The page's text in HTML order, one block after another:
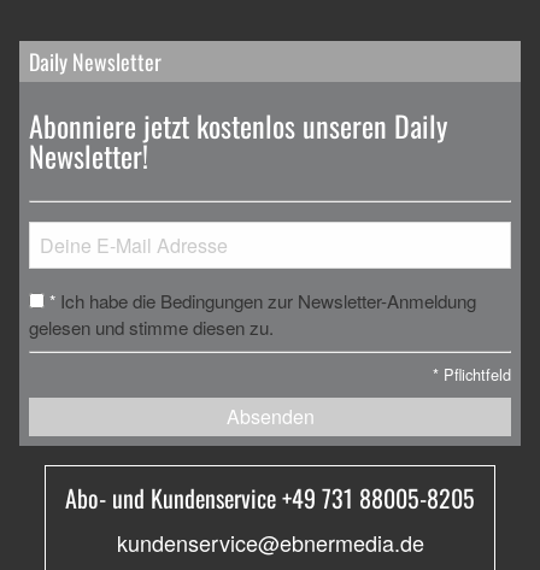
Daily Newsletter
Abonniere jetzt kostenlos unseren Daily
Newsletter!
* Ich habe die Bedingungen zur Newsletter-Anmeldung
gelesen und stimme diesen zu.
* Pflichtfeld
Absenden
Abo- und Kundenservice +49 731 88005-8205
kundenservice@ebnermedia.de